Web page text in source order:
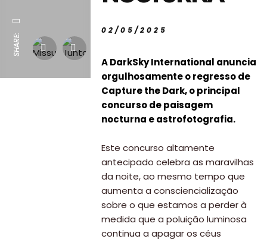
SHARE:
02/05/2025
A DarkSky International anuncia
orgulhosamente o regresso de
Capture the Dark, o principal
concurso de paisagem
nocturna e astrofotografia.
Este concurso altamente
antecipado celebra as maravilhas
da noite, ao mesmo tempo que
aumenta a consciencialização
sobre o que estamos a perder à
medida que a poluição luminosa
continua a apagar os céus